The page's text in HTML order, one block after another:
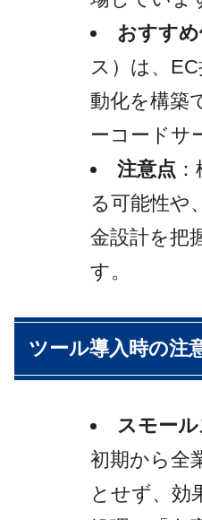
おすすめ
ス）は、
動化を構築
ーコードサ
注意点
る可能性や
金設計を把
す。
ツール導入時の注
スモー
初期から全
とせず、効